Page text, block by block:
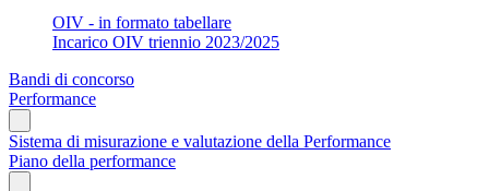
OIV - in formato tabellare
Incarico OIV triennio 2023/2025
Bandi di concorso
Performance
Sistema di misurazione e valutazione della Performance
Piano della performance